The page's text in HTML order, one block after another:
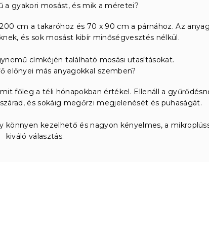
a gyakori mosást, és mik a méretei?
cm a takaróhoz és 70 x 90 cm a párnához. Az anyag
és sok mosást kibír minőségvesztés nélkül.
címkéjén található mosási utasításokat.
előnyei más anyagokkal szemben?
főleg a téli hónapokban értékel. Ellenáll a
és sokáig megőrzi megjelenését és puhaságát.
könnyen kezelhető és nagyon kényelmes, a
kiváló választás.